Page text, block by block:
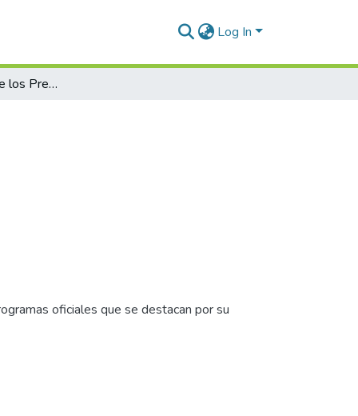
Log In
2013 - Entrega de los Premios ISALUD
oficiales que se destacan por su